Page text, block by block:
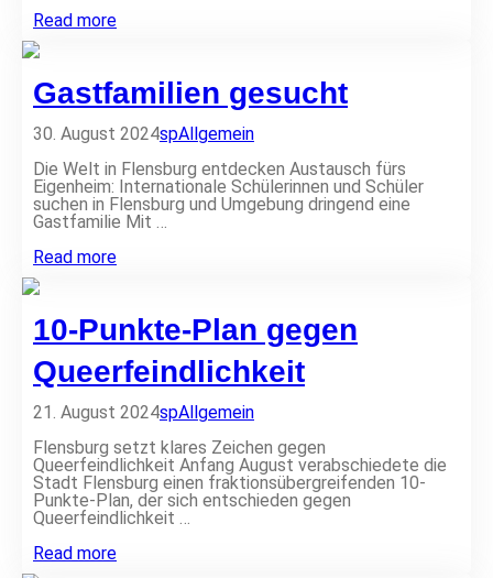
n
e
t
r
e
b
e
i
n
Read moreW
e
r
s
t
o
f
f
b
u
f
t
t
i
n
N
o
r
d
f
r
i
e
l
Gastfamilien gesucht
30. August 2024spAllgemein
Die Welt in Flensburg entdecken Austausch fürs
Eigenheim: Internationale Schülerinnen und Schüler
suchen in Flensburg und Umgebung dringend eine
Gastfamilie Mit …
Read moreG
f
a
m
i
n
g
e
s
u
h
10-Punkte-Plan gegen
Queerfeindlichkeit
21. August 2024spAllgemein
Flensburg setzt klares Zeichen gegen
Queerfeindlichkeit Anfang August verabschiedete die
Stadt Flensburg einen fraktionsübergreifenden 10-
Punkte-Plan, der sich entschieden gegen
Queerfeindlichkeit …
Read more1